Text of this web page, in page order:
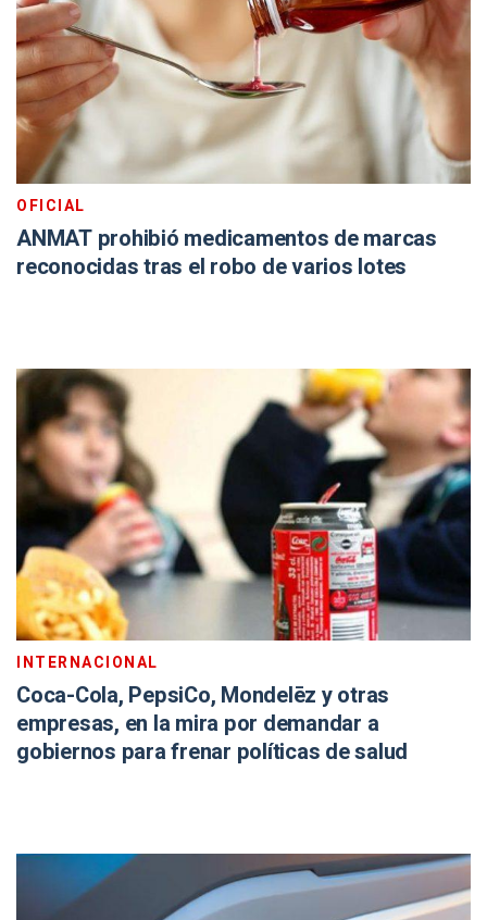
OFICIAL
ANMAT prohibió medicamentos de marcas
reconocidas tras el robo de varios lotes
INTERNACIONAL
Coca-Cola, PepsiCo, Mondelēz y otras
empresas, en la mira por demandar a
gobiernos para frenar políticas de salud